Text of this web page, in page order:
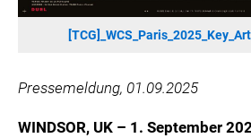
ONKYO
WARNER BROS. DISCOVERY GLOBAL
RABEA ROGGE
SWITCHBOT
Pressemeldung, 01.09.2025
WINDSOR, UK – 1. September